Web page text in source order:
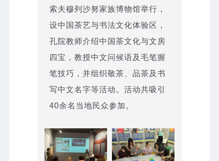
索夫穆列沙努家族博物馆举行，
设中国茶艺与书法文化体验区，
孔院教师介绍中国茶文化与文房
四宝，教授中文问候语及毛笔握
笔技巧，并组织敬茶、品茶及书
写中文名字等活动。活动共吸引
40余名当地民众参加。